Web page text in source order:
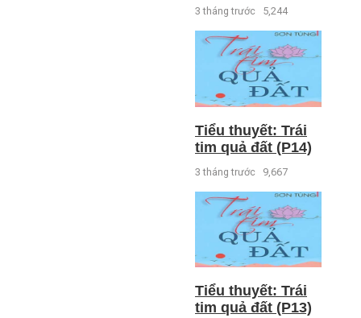
3 tháng trước 5,244
Tiểu thuyết: Trái
tim quả đất (P14)
3 tháng trước 9,667
Tiểu thuyết: Trái
tim quả đất (P13)